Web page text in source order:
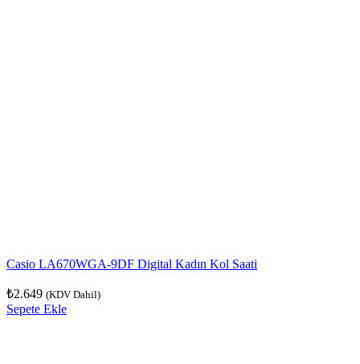
Casio LA670WGA-9DF Digital Kadın Kol Saati
₺2.649 (KDV Dahil)
Sepete Ekle